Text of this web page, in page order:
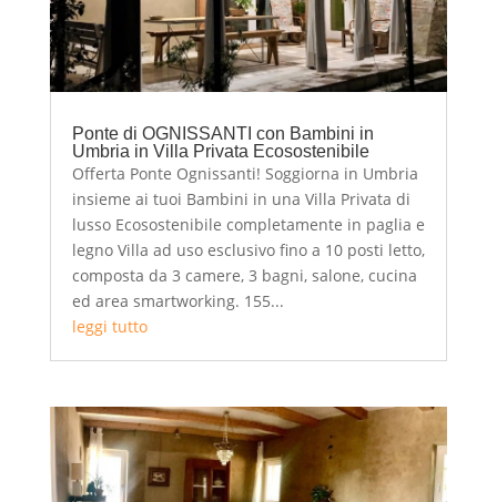
Ponte di OGNISSANTI con Bambini in
Umbria in Villa Privata Ecosostenibile
Offerta Ponte Ognissanti! Soggiorna in Umbria
insieme ai tuoi Bambini in una Villa Privata di
lusso Ecosostenibile completamente in paglia e
legno Villa ad uso esclusivo fino a 10 posti letto,
composta da 3 camere, 3 bagni, salone, cucina
ed area smartworking. 155...
leggi tutto